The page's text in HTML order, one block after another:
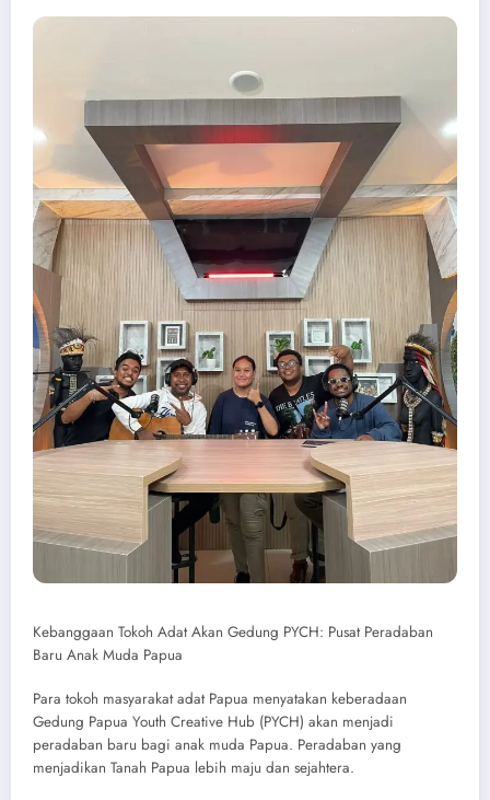
Kebanggaan Tokoh Adat Akan Gedung PYCH: Pusat Peradaban
Baru Anak Muda Papua
Para tokoh masyarakat adat Papua menyatakan keberadaan
Gedung Papua Youth Creative Hub (PYCH) akan menjadi
peradaban baru bagi anak muda Papua. Peradaban yang
menjadikan Tanah Papua lebih maju dan sejahtera.